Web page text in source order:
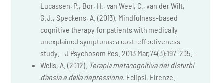
Lucassen, P., Bor, H., van Weel, C., van der Wilt,
G.J., Speckens, A. (2013). Mindfulness-based
cognitive therapy for patients with medically
unexplained symptoms: a cost-effectiveness
study. _J Psychosom Res. 2013 Mar;74(3):197-205. _
Wells, A. (2012). Terapia metacognitiva dei disturbi
d’ansia e della depressione. Eclipsi, Firenze.